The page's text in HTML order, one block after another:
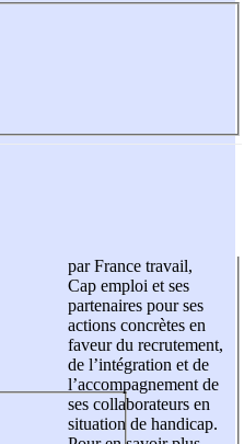
par France travail,
Cap emploi et ses
partenaires pour ses
actions concrètes en
faveur du recrutement,
de l’intégration et de
l’accompagnement de
ses collaborateurs en
situation de handicap.